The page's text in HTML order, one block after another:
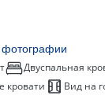
фотографии
Двуспальная
кровати
Вид на